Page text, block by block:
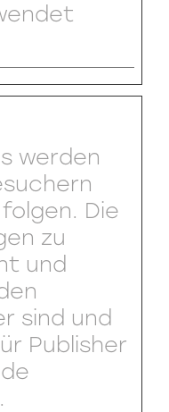
werden
Die
zu
und
sind und
Publisher